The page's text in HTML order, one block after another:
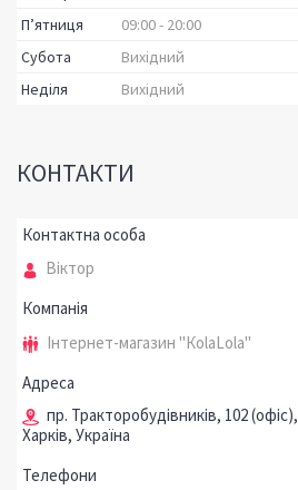
Пʼятниця
09:00
20:00
Субота
Вихідний
Неділя
Вихідний
КОНТАКТИ
Віктор
Інтернет-магазин "КоlaLola"
пр. Тракторобудівників, 102 (офіс),
Харків, Україна